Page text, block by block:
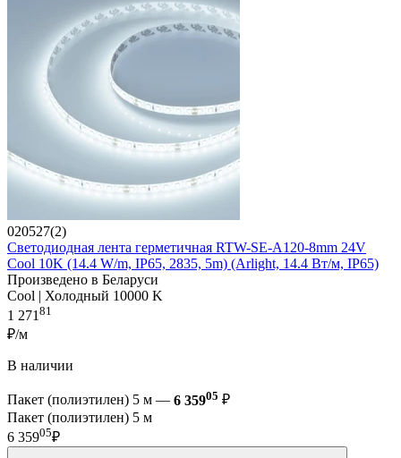
020527(2)
Светодиодная лента герметичная RTW-SE-A120-8mm 24V
Cool 10K (14.4 W/m, IP65, 2835, 5m) (Arlight, 14.4 Вт/м, IP65)
Произведено в Беларуси
Cool | Холодный 10000 K
1 271 81
₽/м
В наличии
Пакет (полиэтилен) 5 м — 6 35905 ₽
Пакет (полиэтилен) 5 м
6 35905₽